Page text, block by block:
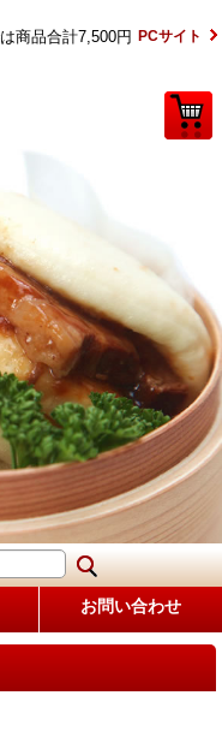
商品合計7,500円
PCサイト
お問い合わせ